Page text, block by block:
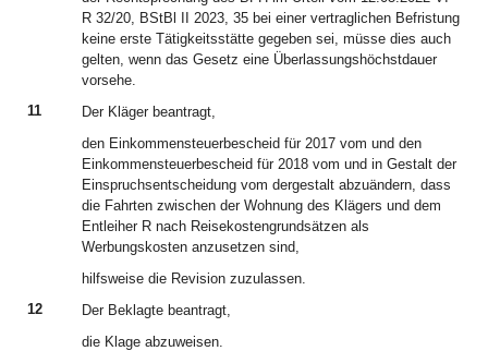
R 32/20, BStBl II 2023, 35 bei einer vertraglichen Befristung
keine erste Tätigkeitsstätte gegeben sei, müsse dies auch
gelten, wenn das Gesetz eine Überlassungshöchstdauer
vorsehe.
11
Der Kläger beantragt,
den Einkommensteuerbescheid für 2017 vom und den
Einkommensteuerbescheid für 2018 vom und in Gestalt der
Einspruchsentscheidung vom dergestalt abzuändern, dass
die Fahrten zwischen der Wohnung des Klägers und dem
Entleiher R nach Reisekostengrundsätzen als
Werbungskosten anzusetzen sind,
hilfsweise die Revision zuzulassen.
12
Der Beklagte beantragt,
die Klage abzuweisen.